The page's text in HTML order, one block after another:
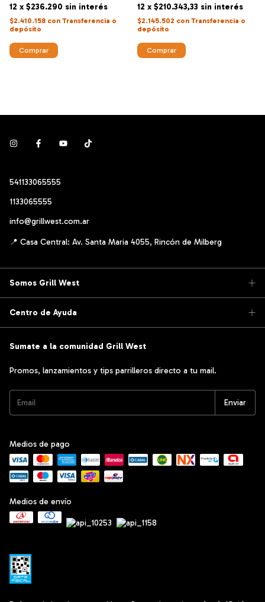
12 x $236.290 sin interés
$2.410.158 con Transferencia o
depósito
Comprar
12 x $210.343,33 sin interés
$2.145.502 con Transferencia o
depósito
Comprar
541133065555
1133065555
info@grillwest.com.ar
Somos Grill West
Centro de Ayuda
Sumate a la comunidad Grill West
Promos, lanzamientos y tips parrilleros directo a tu mail.
Medios de pago
Medios de envío